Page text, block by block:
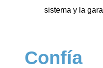
sistema y la